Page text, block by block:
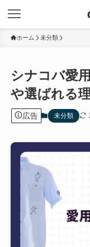
ホーム 未分類
シナコバ愛
や選ばれる
広告 未分類